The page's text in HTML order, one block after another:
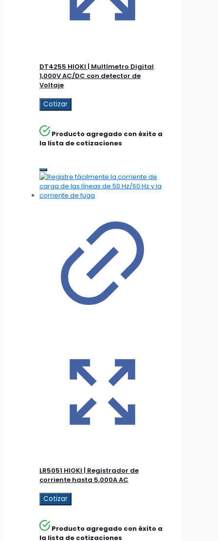
DT4255 HIOKI | Multímetro Digital
1,000V AC/DC con detector de
Voltaje
Cotizar
Producto agregado con éxito a
la lista de cotizaciones
LR5051 HIOKI | Registrador de
corriente hasta 5,000A AC
Cotizar
Producto agregado con éxito a
la lista de cotizaciones